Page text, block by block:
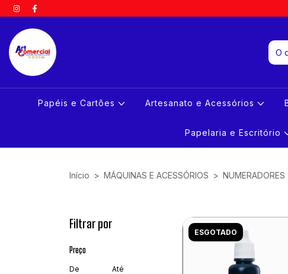
Papéis e Cartões Artesanato e Acessórios
Papelaria e Escritório
Início > MÁQUINAS E ACESSÓRIOS > NUMERADORES
Filtrar por
Preço
De Até
ESGOTADO